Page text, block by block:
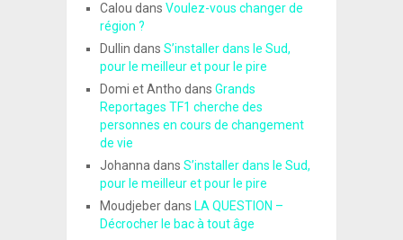
Calou dans Voulez-vous changer de
région ?
Dullin dans S’installer dans le Sud,
pour le meilleur et pour le pire
Domi et Antho dans Grands
Reportages TF1 cherche des
personnes en cours de changement
de vie
Johanna dans S’installer dans le Sud,
pour le meilleur et pour le pire
Moudjeberdans LA QUESTION –
Décrocher le bac à tout âge